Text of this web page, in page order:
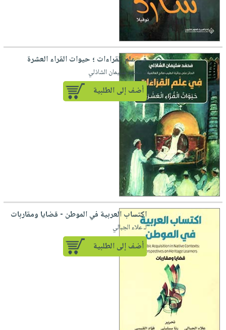
في علم القراءات ؛ حيوات القراء العشرة
لـ محمد سليمان الشاذلي
أضف إلى الطلبية
اكتساب العربية في الموطن - قضايا ومقاربات
لـ علاء الجبالي
أضف إلى الطلبية